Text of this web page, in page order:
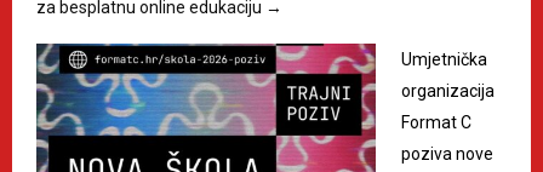
za besplatnu online edukaciju →
Umjetnička
organizacija
Format C
poziva nove